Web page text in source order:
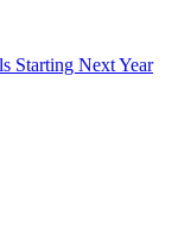
Starting Next Year